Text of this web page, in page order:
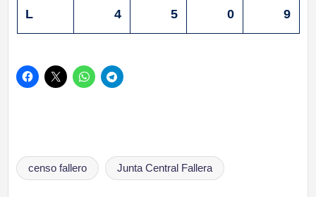
L
4
5
0
9
Etiquetas:
censo fallero Junta Central Fallera